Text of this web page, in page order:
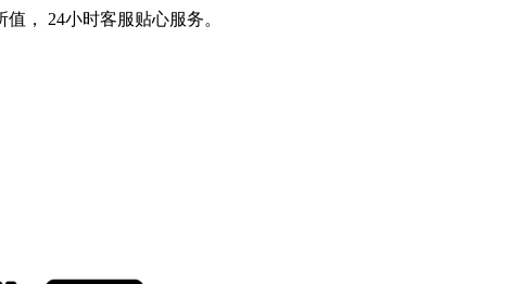
， 24小时客服贴心服务。